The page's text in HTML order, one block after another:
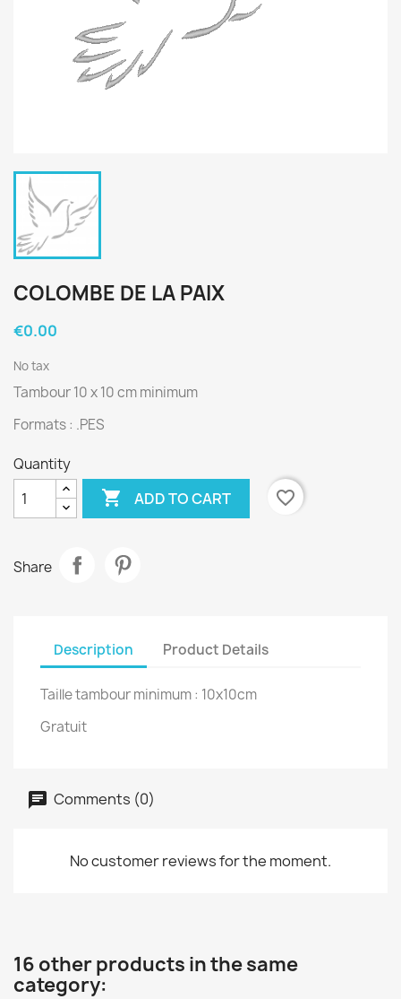
COLOMBE DE LA PAIX
€0.00
No tax
Tambour 10 x 10 cm minimum
Formats : .PES
Quantity
 ADD TO CART favorite_border
Share
Description Product Details
Taille tambour minimum : 10x10cm
Gratuit
Comments (0)
No customer reviews for the moment.
16 other products in the same
category: